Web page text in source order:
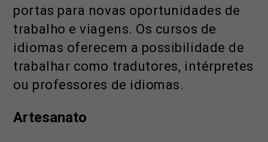
portas para novas oportunidades de
trabalho e viagens. Os cursos de
idiomas oferecem a possibilidade de
trabalhar como tradutores, intérpretes
ou professores de idiomas.
Artesanato